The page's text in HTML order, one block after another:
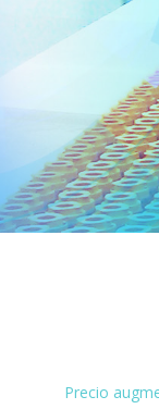
Precio